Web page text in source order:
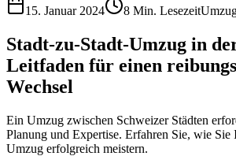
15. Januar 2024
8 Min. Lesezeit
Stadt-zu-Stadt-Umzug in
Leitfaden für einen
Wechsel
Ein Umzug zwischen Schweizer Städten
Planung und Expertise. Erfahren Sie, wie Sie
Umzug erfolgreich meistern.